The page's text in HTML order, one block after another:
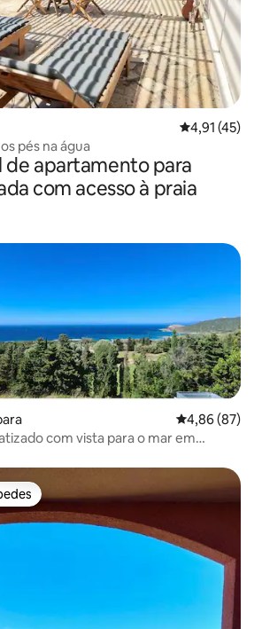
4,91 de uma
4,91 (45)
pés na água
de apartamento para
com acesso à praia
4,86 de uma
4,86 (87)
com vista para o mar em